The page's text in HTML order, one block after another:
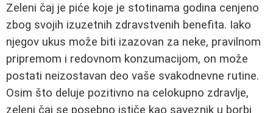
Zeleni čaj je piće koje je stotinama godina cenjeno
zbog svojih izuzetnih zdravstvenih benefita. Iako
njegov ukus može biti izazovan za neke, pravilnom
pripremom i redovnom konzumacijom, on može
postati neizostavan deo vaše svakodnevne rutine.
Osim što deluje pozitivno na celokupno zdravlje,
zeleni čaj se posebno ističe kao saveznik u borbi